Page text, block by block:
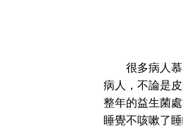
很多病人慕
病人，不論是
整年的益生菌
睡覺不咳嗽了